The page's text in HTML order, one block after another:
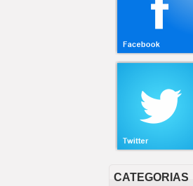
CATEGORIAS